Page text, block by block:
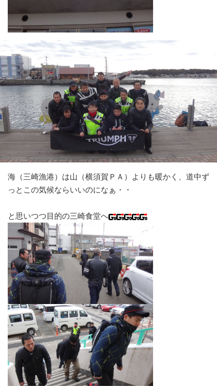
海（三崎漁港）は山（横須賀ＰＡ）よりも暖かく、道中ず
っとこの気候ならいいのになぁ・・
と思いつつ目的の三崎食堂へ